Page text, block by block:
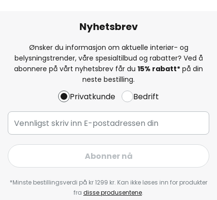
Nyhetsbrev
Ønsker du informasjon om aktuelle interiør- og
belysningstrender, våre spesialtilbud og rabatter? Ved å
abonnere på vårt nyhetsbrev får du 15% rabatt* på din
neste bestilling.
Privatkunde Bedrift
Abonner nå
*Minste bestillingsverdi på kr 1299 kr. Kan ikke løses inn for produkter
fra disse produsentene.